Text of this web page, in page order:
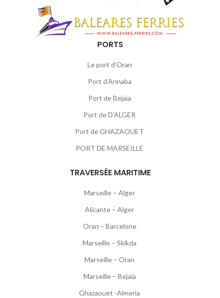
PORTS
Le port d’Oran
Port d’Annaba
Port de Bejaïa
Port de D’ALGER
Port de GHAZAOUET
PORT DE MARSEILLE
TRAVERSÉE MARITIME
Marseille – Alger
Alicante – Alger
Oran – Barcelone
Marseille – Skikda
Marseille – Oran
Marseille – Bejaia
Ghazaouet -Almeria